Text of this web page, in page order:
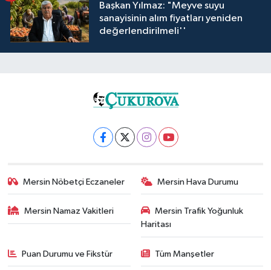
Başkan Yılmaz: "Meyve suyu
sanayisinin alım fiyatları yeniden
değerlendirilmeli''
Mersin Nöbetçi Eczaneler Mersin Hava Durumu
Mersin Namaz Vakitleri
Mersin Trafik Yoğunluk
Haritası
Puan Durumu ve Fikstür Tüm Manşetler